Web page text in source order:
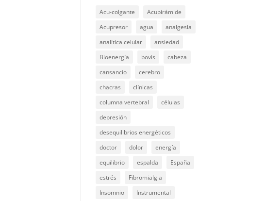
Acu-colgante
Acupirámide
Acupresor
agua
analgesia
analítica celular
ansiedad
Bioenergía
bovis
cabeza
cansancio
cerebro
chacras
clínicas
columna vertebral
células
depresión
desequilibrios energéticos
doctor
dolor
energía
equilibrio
espalda
España
estrés
Fibromialgia
Insomnio
Instrumental